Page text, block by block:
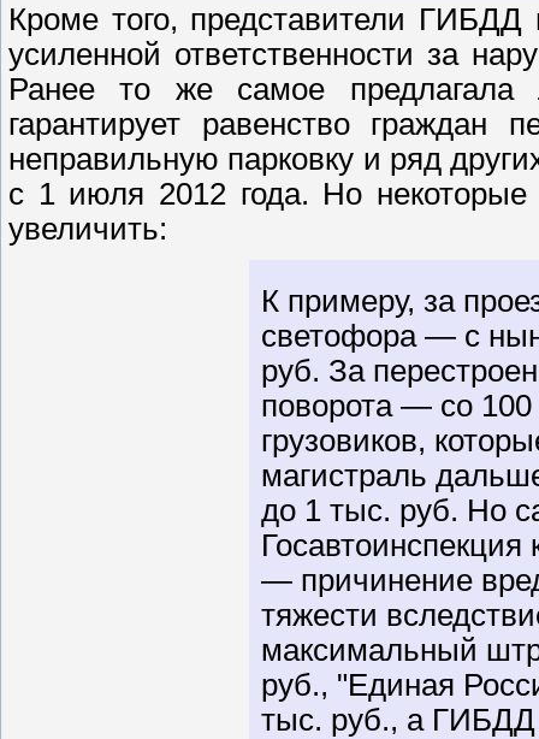
Кроме того, представители
усиленной ответственности за
Ранее то же самое предлагала
гарантирует равенство граждан
неправильную парковку и ряд
с 1 июля 2012 года. Но
увеличить:
К примеру, за
светофора — с
руб. За
поворота — со
грузовиков,
магистраль
до 1 тыс. руб. Но
Госавтоинспекция
— причинение
тяжести
максимальный
руб., "Единая
тыс. руб., а